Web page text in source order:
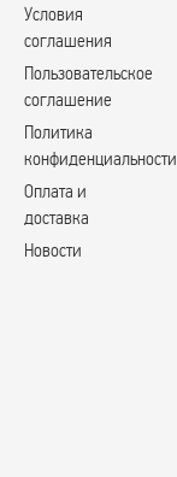
Условия
соглашения
Пользовательское
соглашение
Политика
конфиденциальности
Оплата и
доставка
Новости